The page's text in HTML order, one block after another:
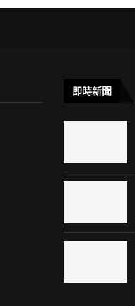
即時新聞